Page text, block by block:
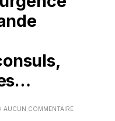
AUCUN COMMENTAIRE